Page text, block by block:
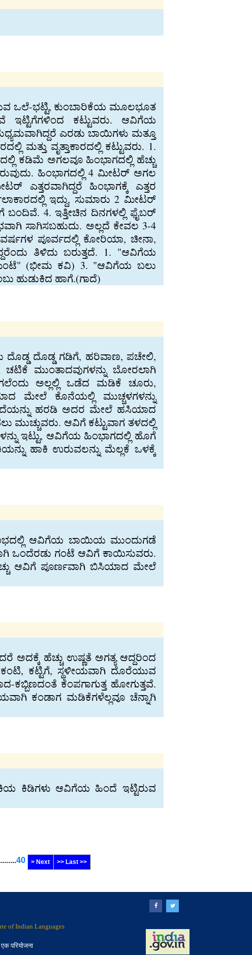
ಒಲೆ-ಭಟ್ಟಿ, ಕುಂಬಾರಿಕೆಯ ಮೂಲಭೂತ
ಇಟ್ಟಿಗೆಗಳಿಂದ ಕಟ್ಟುವರು. ಆವಿಗೆಯ
ಎರಡು ಬಾಯಿಗಳು ಮತ್ತೂ
ಮತ್ತು ವೃತ್ತಾಕಾರದಲ್ಲಿ ಕಟ್ಟುವರು. 1.
ಕಡಿಮೆ ಅಗಲವೂ ಹಿಂಭಾಗದಲ್ಲಿ ಹೆಚ್ಚು
ಹಿಂಭಾಗದಲ್ಲಿ 4 ಮೀಟರ್ ಅಗಲ
ಹಿಂಭಾಗಕ್ಕೆ ಎತ್ತರ
ಇದ್ದು, ಸುಮಾರು 2 ಮೀಟರ್
ಬಂದಿವೆ. 4. ಇತ್ತೀಚಿನ ದಿನಗಳಲ್ಲಿ ಫೈಬರ್
ಸಾಗಿಸಬಹುದು. ಅಲ್ಲದೆ ಕೇವಲ 3-4
ವರ್ಷಗಳ ಪೂರ್ವದಲ್ಲಿ ಕೋರಿಯಾ, ಚೀನಾ,
ತಿಳಿದು ಬರುತ್ತದೆ. 1. "ಆವಿಗೆಯ
(ಭೀಮ ಕವಿ) 3. "ಆವಿಗೆಯ ಬಲು
ಹುಡುಕಿದ ಹಾಗೆ.(ಗಾದೆ)
ದೊಡ್ಡ ದೊಡ್ಡ ಗಡಿಗೆ, ಹರಿವಾಣ, ಪಚೇಲಿ,
ಚಟಿಕೆ ಮುಂತಾದವುಗಳನ್ನು ಬೋರಲಾಗಿ
ಅಲ್ಲಲ್ಲಿ ಒಡೆದ ಮಡಿಕೆ ಚೂರು,
ಮೇಲೆ ಕೊನೆಯಲ್ಲಿ ಮುಚ್ಚಳಗಳನ್ನು
ಸೆದೆಯನ್ನು ಹರಡಿ ಅದರ ಮೇಲೆ ಹಸಿಯಾದ
ಆವಿಗೆ ಕಟ್ಟುವಾಗ ತಳದಲ್ಲಿ
ಇಟ್ಟು, ಆವಿಗೆಯ ಹಿಂಭಾಗದಲ್ಲಿ ಹೊಗೆ
ಹಾಕಿ ಉರುವಲನ್ನು ಮೆಲ್ಲಕೆ ಒಳಕ್ಕೆ
ಆವಿಗೆಯ ಬಾಯಿಯ ಮುಂದುಗಡೆ
ಒಂದೆರಡು ಗಂಟೆ ಆವಿಗೆ ಕಾಯಿಸುವರು.
ಆವಿಗೆ ಪೂರ್ಣವಾಗಿ ಬಿಸಿಯಾದ ಮೇಲೆ
ಅದಕ್ಕೆ ಹೆಚ್ಚು ಉಷ್ಣತೆ ಅಗತ್ಯ ಆದ್ದರಿಂದ
ಕಟ್ಟಿಗೆ, ಸ್ಥಳೀಯವಾಗಿ ದೊರೆಯುವ
ಕಬ್ಬಿಣದಂತೆ ಕೆಂಪಗಾಗುತ್ತ ಹೋಗುತ್ತವೆ.
ಕಂಡಾಗ ಮಡಿಕೆಗಳೆಲ್ಲವೂ ಚೆನ್ನಾಗಿ
ಕಿಡಿಗಳು ಆವಿಗೆಯ ಹಿಂದೆ ಇಟ್ಟಿರುವ
........40 > Next >> Last >>
of Indian Languages
परियोजना